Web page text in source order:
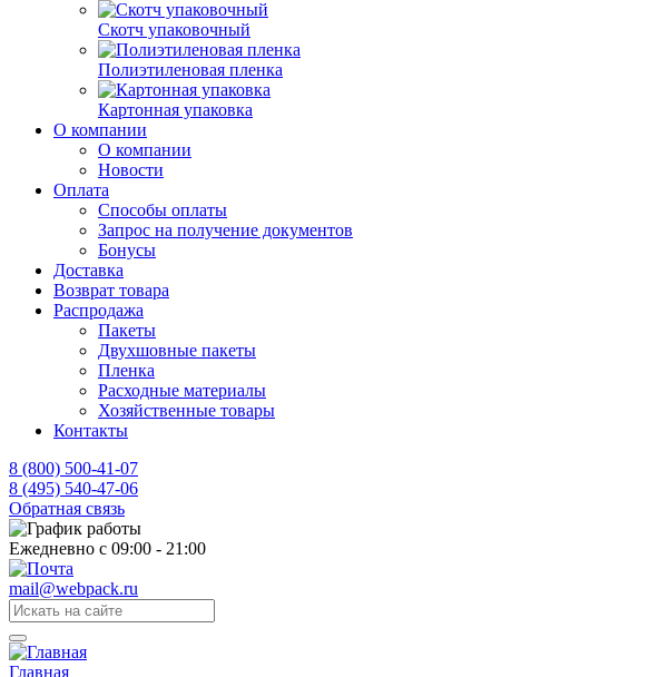
Скотч упаковочный
Полиэтиленовая пленка
Картонная упаковка
О компании
О компании
Новости
Оплата
Способы оплаты
Запрос на получение документов
Бонусы
Доставка
Возврат товара
Распродажа
Пакеты
Двухшовные пакеты
Пленка
Расходные материалы
Хозяйственные товары
Контакты
8 (800) 500-41-07
8 (495) 540-47-06
Обратная связь
Ежедневно с 09:00 - 21:00
mail@webpack.ru
Главная